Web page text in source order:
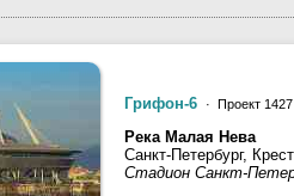
Грифон-6 · Проект
Река Малая Нева
Санкт-Петербург,
Стадион Санкт-